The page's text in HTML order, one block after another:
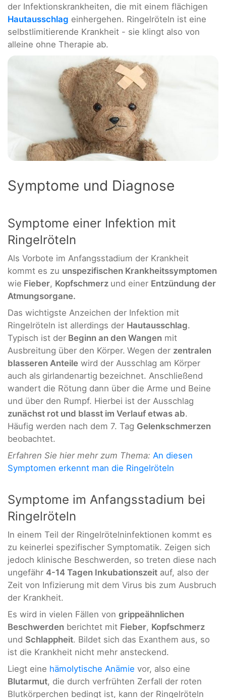
der Infektionskrankheiten, die mit einem flächigen
Hautausschlag einhergehen. Ringelröteln ist eine
selbstlimitierende Krankheit - sie klingt also von
alleine ohne Therapie ab.
Symptome und Diagnose
Symptome einer Infektion mit
Ringelröteln
Als Vorbote im Anfangsstadium der Krankheit
kommt es zu unspezifischen Krankheitssymptomen
wie Fieber, Kopfschmerz und einer Entzündung der
Atmungsorgane.
Das wichtigste Anzeichen der Infektion mit
Ringelröteln ist allerdings der Hautausschlag.
Typisch ist der Beginn an den Wangen mit
Ausbreitung über den Körper. Wegen der zentralen
blasseren Anteile wird der Ausschlag am Körper
auch als girlandenartig bezeichnet. Anschließend
wandert die Rötung dann über die Arme und Beine
und über den Rumpf. Hierbei ist der Ausschlag
zunächst rot und blasst im Verlauf etwas ab.
Häufig werden nach dem 7. Tag Gelenkschmerzen
beobachtet.
Erfahren Sie hier mehr zum Thema: An diesen
Symptomen erkennt man die Ringelröteln
Symptome im Anfangsstadium bei
Ringelröteln
In einem Teil der Ringelrötelninfektionen kommt es
zu keinerlei spezifischer Symptomatik. Zeigen sich
jedoch klinische Beschwerden, so treten diese nach
ungefähr 4-14 Tagen Inkubationszeit auf, also der
Zeit von Infizierung mit dem Virus bis zum Ausbruch
der Krankheit.
Es wird in vielen Fällen von grippeähnlichen
Beschwerden berichtet mit Fieber, Kopfschmerz
und Schlappheit. Bildet sich das Exanthem aus, so
ist die Krankheit nicht mehr ansteckend.
Liegt eine hämolytische Anämie vor, also eine
Blutarmut, die durch verfrühten Zerfall der roten
Blutkörperchen bedingt ist, kann der Ringelröteln